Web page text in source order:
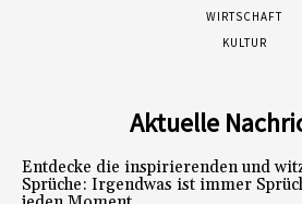
WIRTSCHAFT
KULTUR
Aktuelle
Entdecke die inspirierenden und
Sprüche: Irgendwas ist immer